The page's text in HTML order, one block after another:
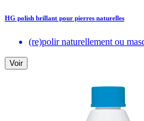
HG polish brillant pour pierres naturelles
(re)polir naturellement ou
Voir